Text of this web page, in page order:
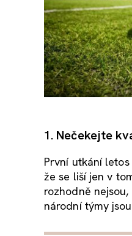
1. Nečekejte
První utkání
že se liší jen v
rozhodně
národní týmy